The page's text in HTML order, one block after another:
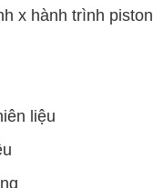
x hành trình piston
liệu